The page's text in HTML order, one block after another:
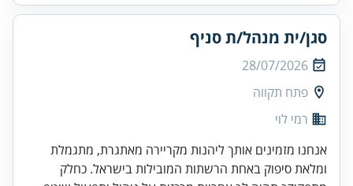
סגן/ית מנהל/ת סניף
28/07/2026
פתח תקווה
רמי לוי
אנחנו מזמינים אותך ליהנות מקריירה מאתגרת, מתגמלת
ומלאת סיפוק באחת הרשתות המובילות בישראל. כחלק